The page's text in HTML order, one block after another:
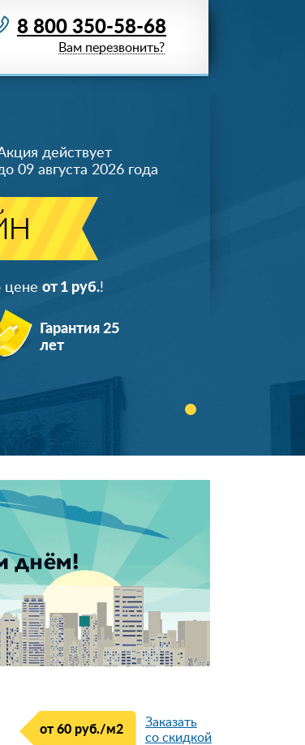
8 800 350-58-68
Вам перезвонить?
действует
09 августа 2026 года
цене от 1 руб.!
Гарантия 25
лет
от 60 руб./м2
Заказать
со скидкой